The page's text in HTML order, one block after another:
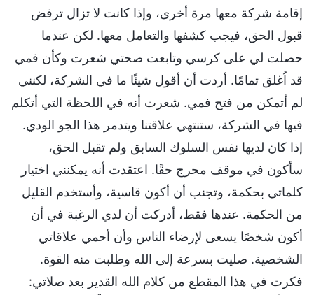
إقامة شركة معها مرة أخرى، وإذا كانت لا تزال ترفض
قبول الحق، فيجب كشفها والتعامل معها. لكن عندما
حصلت لي على كرسي وتابعت صحتي شعرت وكأن فمي
قد اُغلق تمامًا. أردت أن أقول شيئًا ما في الشركة، لكنني
لم أتمكن من فتح فمي. شعرت أنه في اللحظة التي أتكلم
فيها في الشركة، ستنتهي علاقتنا ويتدمر هذا الجو الودي.
إذا كان لديها نفس السلوك السابق ولم تقبل الحق،
سأكون في موقف محرج حقًا. اعتقدت أنه يمكنني اختيار
كلماتي بحكمة، وتجنب أن أكون قاسية، وأستخدم القليل
من الحكمة. عندها فقط، أدركت أن لدي الرغبة في أن
أكون شخصًا يسعى لإرضاء الناس وأن أحمي علاقاتي
الشخصية. صليت بسرعة إلى الله وطلبت منه القوة.
فكرت في هذا المقطع من كلام الله القدير بعد صلاتي: